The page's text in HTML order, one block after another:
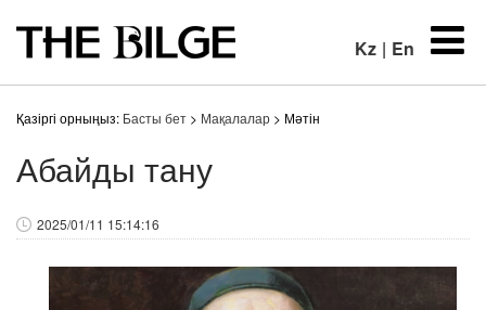
Kz | En
Қазіргі орныңыз: Басты бет > Мақалалар > Мәтін
Абайды тану
2025/01/11 15:14:16